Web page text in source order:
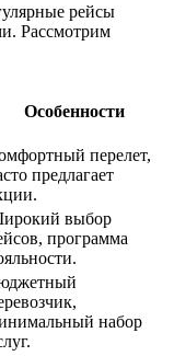
рейсы
Рассмотрим
Особенности
перелет,
предлагает
выбор
программа
набор